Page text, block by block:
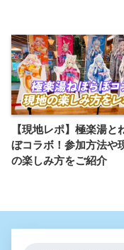
【現地レポ】極楽湯と
ぼコラボ！参加方法や
の楽しみ方をご紹介